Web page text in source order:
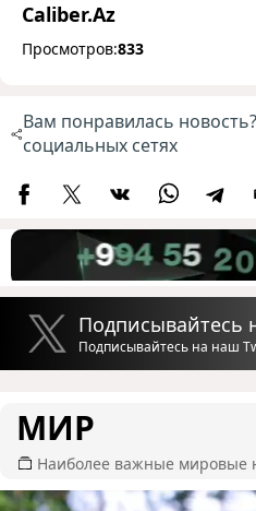
Caliber.Az
Просмотров:833
Вам понравилась
социальных сетях
Подписывайтесь
Подписывайтесь на наш
МИР
Наиболее важные мировые